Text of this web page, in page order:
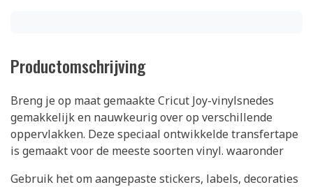
Productomschrijving
Breng je op maat gemaakte Cricut Joy-vinylsnedes
gemakkelijk en nauwkeurig over op verschillende
oppervlakken. Deze speciaal ontwikkelde transfertape
is gemaakt voor de meeste soorten vinyl. waaronder
Gebruik het om aangepaste stickers, labels, decoraties